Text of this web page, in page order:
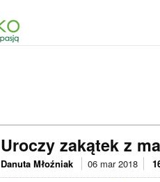
Uroczy zakątek z
Danuta Młoźniak 06 mar 2018